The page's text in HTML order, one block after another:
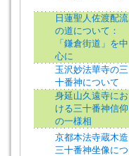
日蓮聖人佐渡配流
の道について：
「鎌倉街道」を中
心に
玉沢妙法華寺の三
十番神について
身延山久遠寺にお
ける三十番神信仰
の一様相
京都本法寺蔵木造
三十番神坐像につ